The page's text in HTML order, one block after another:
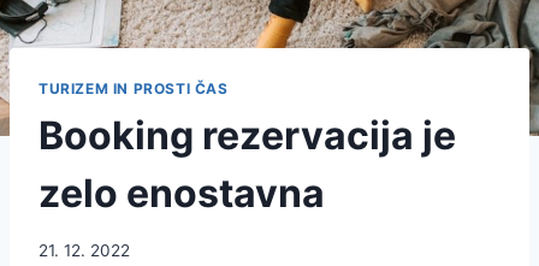
TURIZEM IN PROSTI ČAS
Booking rezervacija je
zelo enostavna
21. 12. 2022